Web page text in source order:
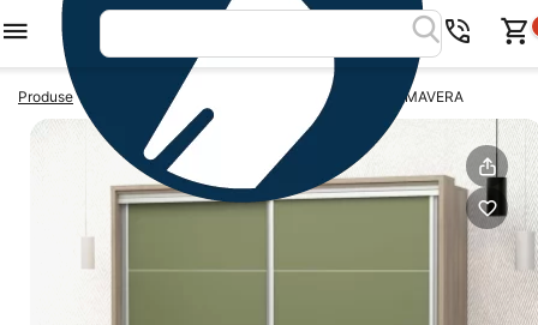
Produse Dulapuri usi glisante Dulap usi glisante PRIMAVERA